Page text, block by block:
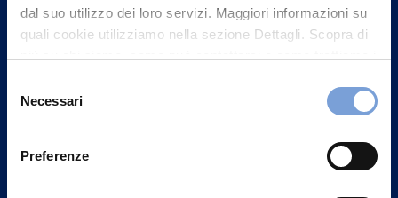
dal suo utilizzo dei loro servizi. Maggiori informazioni su
quali cookie utilizziamo nella sezione Dettagli. Scopra di
può trovare nel footer del sito nella sezione "Informativa
delNecessari
Preferenze